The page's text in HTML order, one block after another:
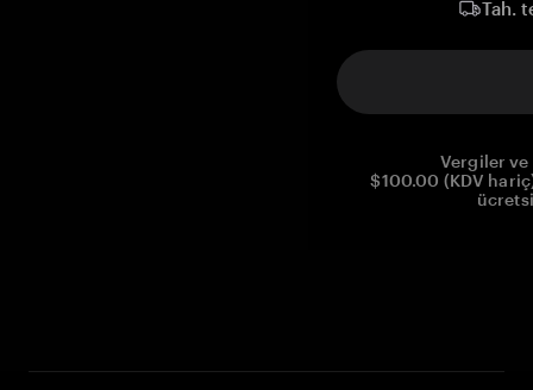
Tah.
Vergiler
$100.00 (KDV